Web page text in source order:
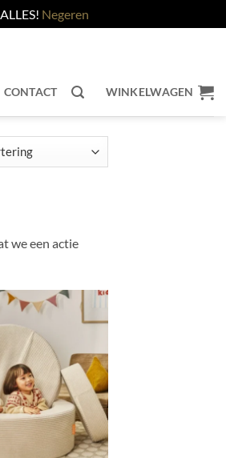
Negeren
CONTACT WINKELWAGEN
we een actie